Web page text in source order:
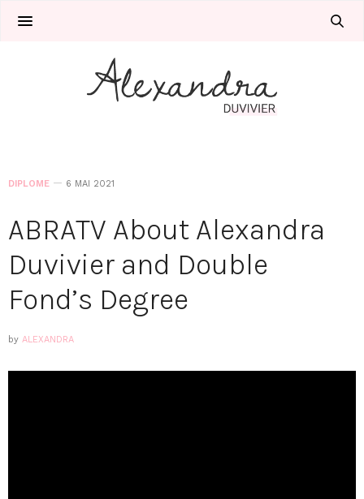
DIPLOME 6 MAI 2021
ABRATV About Alexandra
Duvivier and Double
Fond’s Degree
by ALEXANDRA